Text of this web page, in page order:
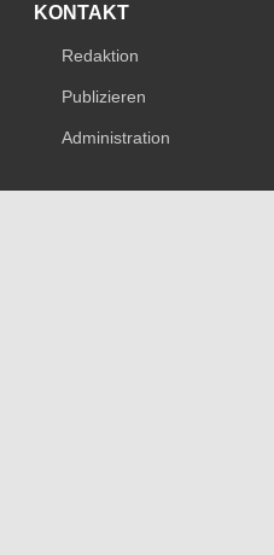
KONTAKT
Redaktion
Publizieren
Administration